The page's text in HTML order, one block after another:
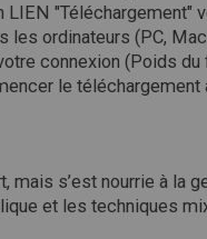
les ordinateurs (PC,
connexion (Poids
le téléchargement
mais s’est nourrie à
et les techniques